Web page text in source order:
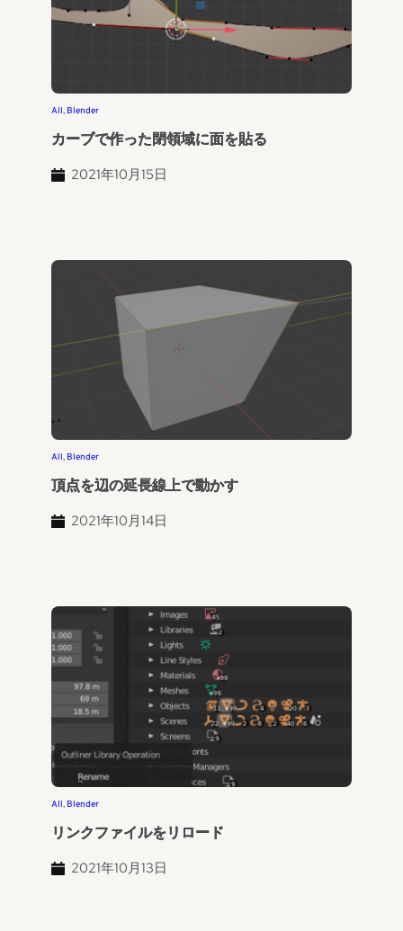
All, Blender
カーブで作った閉領域に面を貼る
2021年10月15日
All, Blender
頂点を辺の延長線上で動かす
2021年10月14日
All, Blender
リンクファイルをリロード
2021年10月13日